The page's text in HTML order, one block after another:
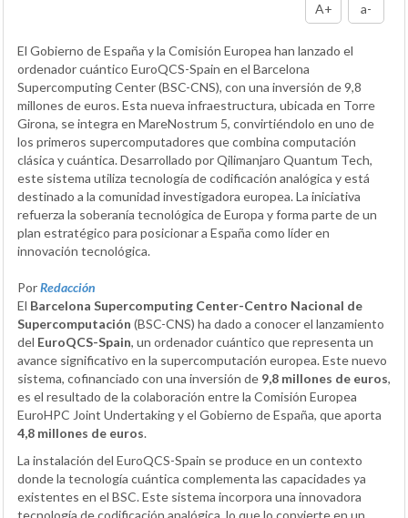
A+ a-
El Gobierno de España y la Comisión Europea han lanzado el
ordenador cuántico EuroQCS-Spain en el Barcelona
Supercomputing Center (BSC-CNS), con una inversión de 9,8
millones de euros. Esta nueva infraestructura, ubicada en Torre
Girona, se integra en MareNostrum 5, convirtiéndolo en uno de
los primeros supercomputadores que combina computación
clásica y cuántica. Desarrollado por Qilimanjaro Quantum Tech,
este sistema utiliza tecnología de codificación analógica y está
destinado a la comunidad investigadora europea. La iniciativa
refuerza la soberanía tecnológica de Europa y forma parte de un
plan estratégico para posicionar a España como líder en
innovación tecnológica.
PorRedacción
El Barcelona Supercomputing Center-Centro Nacional de
Supercomputación (BSC-CNS) ha dado a conocer el lanzamiento
del EuroQCS-Spain, un ordenador cuántico que representa un
avance significativo en la supercomputación europea. Este nuevo
sistema, cofinanciado con una inversión de 9,8 millones de euros,
es el resultado de la colaboración entre la Comisión Europea
EuroHPC Joint Undertaking y el Gobierno de España, que aporta
4,8 millones de euros.
La instalación del EuroQCS-Spain se produce en un contexto
donde la tecnología cuántica complementa las capacidades ya
existentes en el BSC. Este sistema incorpora una innovadora
tecnología de codificación analógica, lo que lo convierte en un